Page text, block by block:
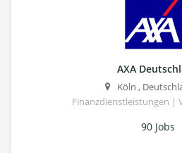
AXA
Köln ,
Finanzdienstleistungen |
90 Jobs